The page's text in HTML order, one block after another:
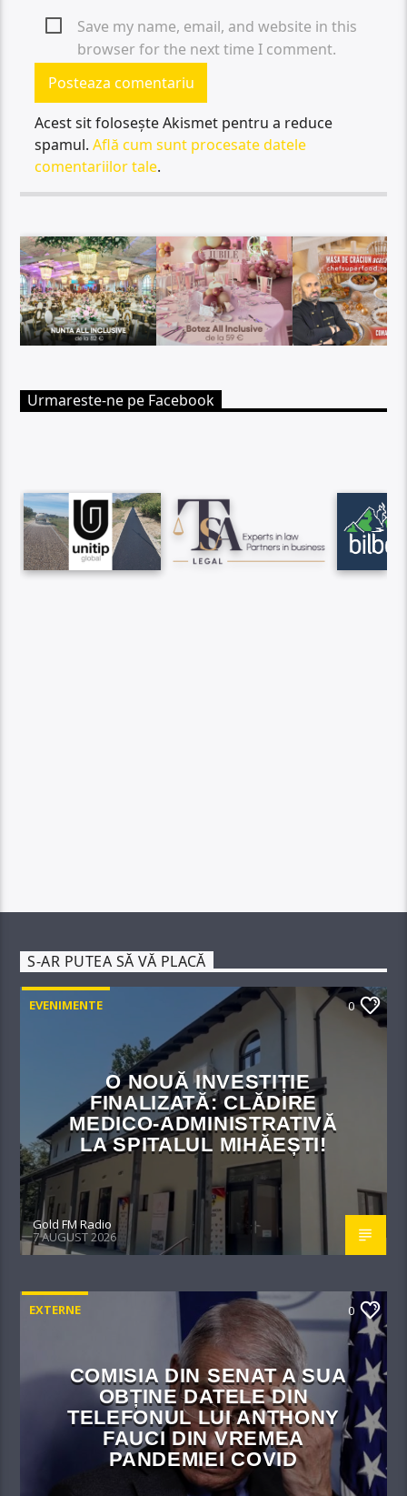
Save my name, email, and website in this
browser for the next time I comment.
Acest sit folosește Akismet pentru a reduce
spamul.Află cum sunt procesate datele
comentariilor tale.
Urmareste-ne pe Facebook
S-AR PUTEA SĂ VĂ PLACĂ
EVENIMENTE 0
O NOUĂ INVESTIȚIE
FINALIZATĂ: CLĂDIRE
MEDICO-ADMINISTRATIVĂ
LA SPITALUL MIHĂEȘTI!​
Gold FM Radio
7 AUGUST 2026
EXTERNE 0
COMISIA DIN SENAT A SUA
OBȚINE DATELE DIN
TELEFONUL LUI ANTHONY
FAUCI DIN VREMEA
PANDEMIEI COVID